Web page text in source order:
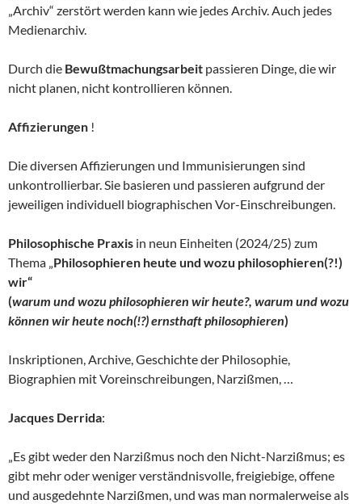
„Archiv“ zerstört werden kann wie jedes Archiv. Auch jedes
Medienarchiv.
Durch die Bewußtmachungsarbeit passieren Dinge, die wir
nicht planen, nicht kontrollieren können.
Affizierungen !
Die diversen Affizierungen und Immunisierungen sind
unkontrollierbar. Sie basieren und passieren aufgrund der
jeweiligen individuell biographischen Vor-Einschreibungen.
Philosophische Praxis in neun Einheiten (2024/25) zum
Thema „Philosophieren heute und wozu philosophieren(?!)
wir“
(warum und wozu philosophieren wir heute?, warum und wozu
können wir heute noch(!?) ernsthaft philosophieren)
Inskriptionen, Archive, Geschichte der Philosophie,
Biographien mit Voreinschreibungen, Narzißmen, …
Jacques Derrida:
„Es gibt weder den Narzißmus noch den Nicht-Narzißmus; es
gibt mehr oder weniger verständnisvolle, freigiebige, offene
und ausgedehnte Narzißmen, und was man normalerweise als